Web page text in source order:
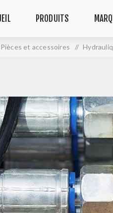
PRODUITS
Pièces et accessoires /